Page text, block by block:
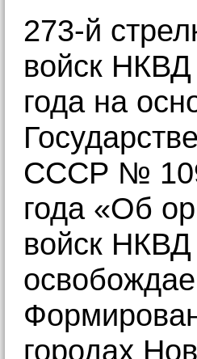
273-й
войск
года на
СССР №
года «Об
войск НКВД
городах